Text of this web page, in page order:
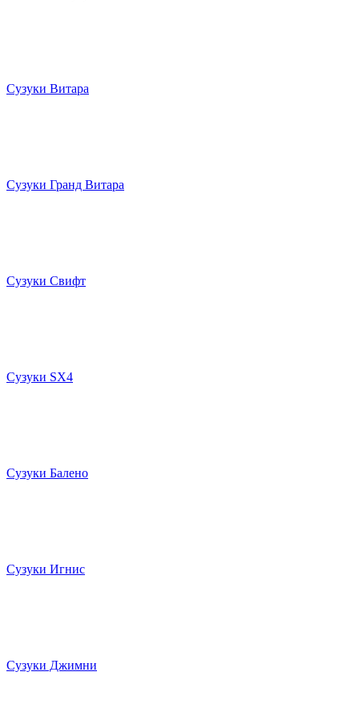
Сузуки Витара
Сузуки Гранд Витара
Сузуки Свифт
Сузуки SX4
Сузуки Балено
Сузуки Игнис
Сузуки Джимни